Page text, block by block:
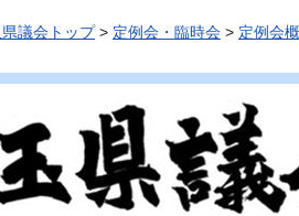
議会トップ> 定例会・臨時会 > 定例会